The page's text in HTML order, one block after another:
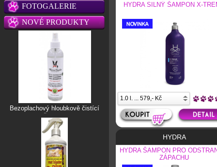
FOTOGALERIE
NOVÉ PRODUKTY
Bezoplachový hloubkově čistící
šampon
HYDRA SILNÝ ŠAMPON X-
HYDRA
HYDRA ŠAMPON PRO
ZÁPACHU